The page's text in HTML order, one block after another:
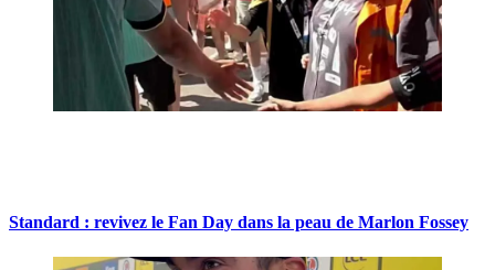
Standard : revivez le Fan Day dans la peau de Marlon Fossey